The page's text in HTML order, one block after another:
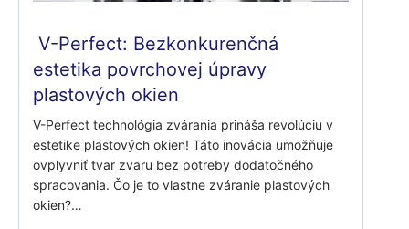
V-Perfect: Bezkonkurenčná
estetika povrchovej úpravy
plastových okien
V-Perfect technológia zvárania prináša revolúciu v
estetike plastových okien! Táto inovácia umožňuje
ovplyvniť tvar zvaru bez potreby dodatočného
spracovania. Čo je to vlastne zváranie plastových
okien?…